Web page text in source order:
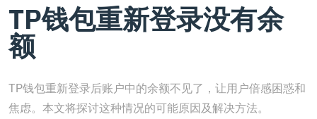
TP钱包重新登录没有余
额
TP钱包重新登录后账户中的余额不见了，让用户倍感困惑和
焦虑。本文将探讨这种情况的可能原因及解决方法。